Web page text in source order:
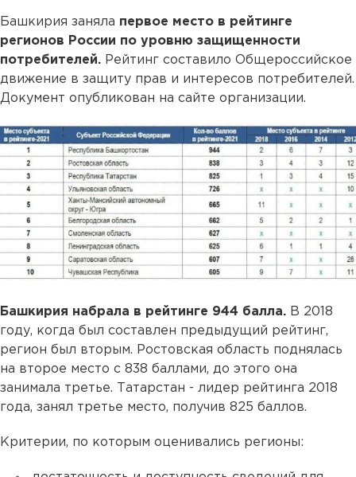
Башкирия заняла первое место в рейтинге
регионов России по уровню защищенности
потребителей. Рейтинг составило Общероссийское
движение в защиту прав и интересов потребителей.
Документ опубликован на сайте организации.
Башкирия набрала в рейтинге 944 балла. В 2018
году, когда был составлен предыдущий рейтинг,
регион был вторым. Ростовская область поднялась
на второе место с 838 баллами, до этого она
занимала третье. Татарстан - лидер рейтинга 2018
года, занял третье место, получив 825 баллов.
Критерии, по которым оценивались регионы: